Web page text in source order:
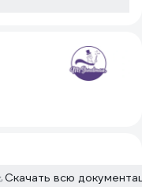
на
Скачать всю